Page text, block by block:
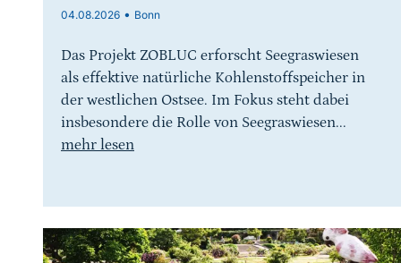
04.08.2026 • Bonn
Das Projekt ZOBLUC erforscht Seegraswiesen
als effektive natürliche Kohlenstoffspeicher in
der westlichen Ostsee. Im Fokus steht dabei
insbesondere die Rolle von Seegraswiesen...
mehr lesen